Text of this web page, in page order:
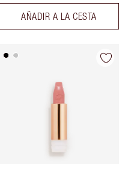
AÑADIR A LA CESTA